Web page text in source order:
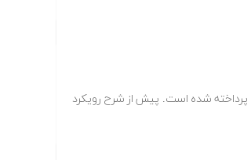
پرداخته شده است. پیش از شرح رویکرد